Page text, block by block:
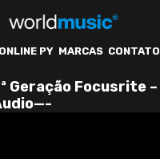
PY MARCAS CONTATO
Geração Focusrite –